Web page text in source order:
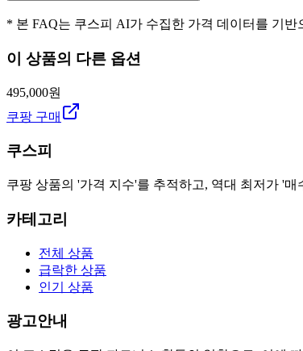
* 본 FAQ는 쿠스피 AI가 수집한 가격 데이터를 기
이 상품의 다른 옵션
495,000원
쿠팡 구매
쿠스피
쿠팡 상품의 '가격 지수'를 추적하고, 역대 최저가 '매
카테고리
전체 상품
급락한 상품
인기 상품
광고안내